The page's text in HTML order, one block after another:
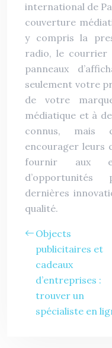
international de
couverture
y compris la
radio, le courrier
panneaux
seulement votre
de votre
médiatique et à
connus, mais
encourager leurs
fournir aux
dernières
qualité.
Objects
publicitaires et
cadeaux
d’entreprises :
trouver un
spécialiste en